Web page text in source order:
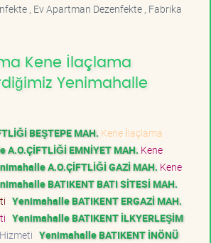
, Ev Apartman Dezenfekte , Fabrika
Kene İlaçlama
Yenimahalle
BEŞTEPE MAH. Kene İlaçlama
A.O.ÇİFTLİĞİ EMNİYET MAH. Kene
A.O.ÇİFTLİĞİ GAZİ MAH. Kene
BATIKENT BATI SİTESİ MAH.
Yenimahalle BATIKENT ERGAZİ MAH.
Yenimahalle BATIKENT İLKYERLEŞİM
Yenimahalle BATIKENT İNÖNÜ